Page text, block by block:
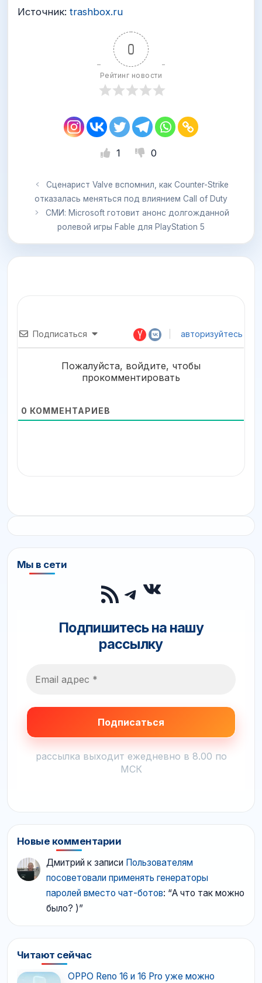
Источник: trashbox.ru
0
Рейтинг новости
1 0
Сценарист Valve вспомнил, как Counter-Strike
отказалась меняться под влиянием Call of Duty
СМИ: Microsoft готовит анонс долгожданной
ролевой игры Fable для PlayStation 5
Подписаться авторизуйтесь
Пожалуйста, войдите, чтобы
прокомментировать
0 КОММЕНТАРИЕВ
Мы в сети
RSS-лента
Telegram
ВКонтакте
Подпишитесь на нашу
рассылку
рассылка выходит ежедневно в 8.00 по
МСК
Новые комментарии
Дмитрий к записи Пользователям
посоветовали применять генераторы
паролей вместо чат-ботов: “А что так можно
было? )”
Читают сейчас
OPPO Reno 16 и 16 Pro уже можно